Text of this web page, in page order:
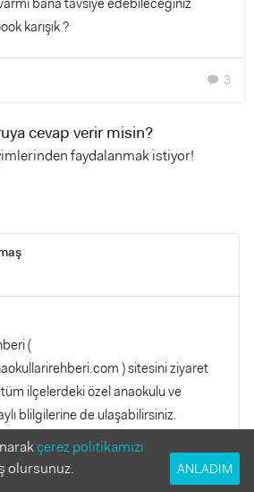
bana tavsiye edebileceğiniz
karışık ?
chat 3
cevap verir misin?
faydalanmak istiyor!
(
) sitesini ziyaret
ilçelerdeki özel anaokulu ve
blilgilerine de ulaşabilirsiniz.
yerine toplu halde inceleme şansınız
çerez politikamızı
olursunuz.
ANLADIM